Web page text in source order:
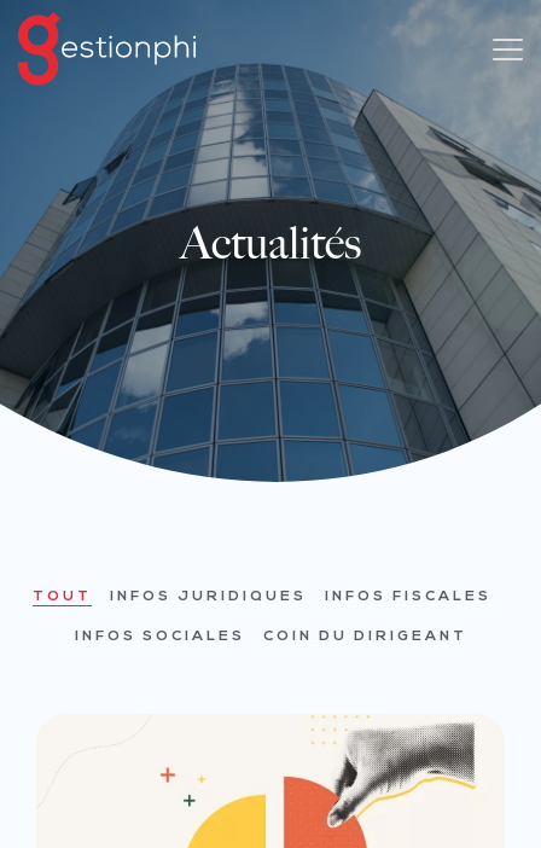
Actualités
TOUT INFOS JURIDIQUES INFOS FISCALES
INFOS SOCIALES COIN DU DIRIGEANT